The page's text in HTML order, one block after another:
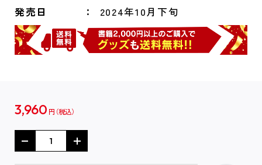
発売日
2024年10月下旬
3,960 円